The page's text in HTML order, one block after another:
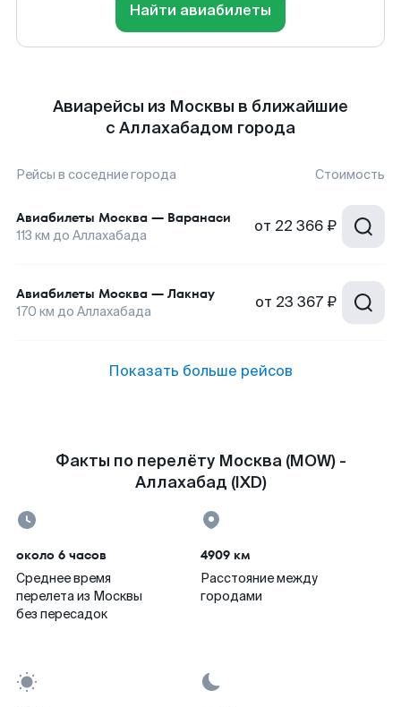
Найти авиабилеты
Авиарейсы из Москвы в ближайшие
с Аллахабадом города
Рейсы в соседние города Стоимость
Авиабилеты Москва — Варанаси
113 км до Аллахабада от 22 366 ₽
Авиабилеты Москва — Лакнау
170 км до Аллахабада от 23 367 ₽
Показать больше рейсов
Факты по перелёту Москва (MOW) -
Аллахабад (IXD)
около 6 часов
Среднее время
перелета из Москвы
без пересадок
4909 км
Расстояние между
городами